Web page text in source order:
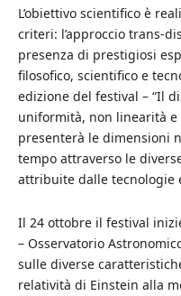
L’obiettivo scientifico è
criteri: l’approccio trans-
presenza di prestigiosi
filosofico, scientifico e
edizione del festival – “Il
uniformità, non linearità
presenterà le dimensioni
tempo attraverso le
attribuite dalle tecnologie
Il 24 ottobre il festival
– Osservatorio
sulle diverse
relatività di Einstein alla